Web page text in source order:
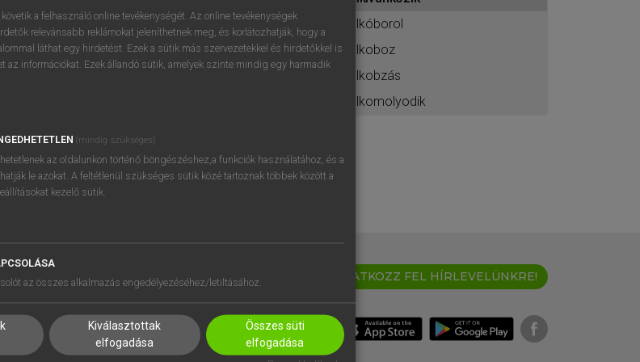
próbaverziójának elindításához
regisztrálok ésbelépek.
REGISZTRÁCIÓ
elkóborol
elkoboz
elkobzás
elkomolyodik
SÚGÓ
RÓLUNK
SÜTI BEÁLLÍTÁSOK
IRATKOZZ FEL HÍRLEVELÜNKRE!
a felhasználó online tevékenységét. Az online tevékenységek
relevánsabb reklámokat jeleníthetnek meg, és korlátozhatják, hogy a
láthat egy hirdetést. Ezek a sütik más szervezetekkel és hirdetőkkel is
az információkat. Ezek állandó sütik, amelyek szinte mindig egy harmadik
(mindig szükséges)
az oldalunkon történő böngészéshez,a funkciók használatához, és a
le azokat. A feltétlenül szükséges sütik közé tartoznak többek között a
kezelő sütik.
az összes alkalmazás engedélyezéséhez/letiltásához.
Kiválasztottak
elfogadása
Összes süti
elfogadása